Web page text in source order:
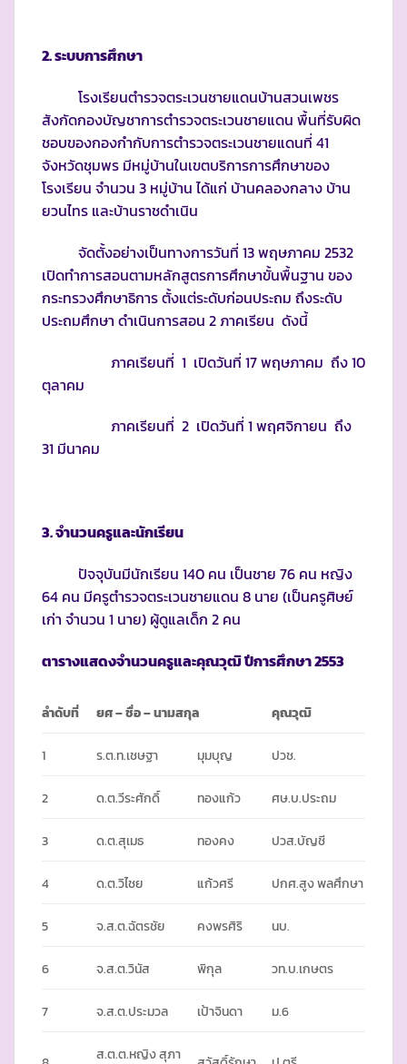
2. ระบบการศึกษา
โรงเรียนตำรวจตระเวนชายแดนบ้านสวนเพชร
สังกัดกองบัญชาการตำรวจตระเวนชายแดน พื้นที่รับผิด
ชอบของกองกำกับการตำรวจตระเวนชายแดนที่ 41
จังหวัดชุมพร มีหมู่บ้านในเขตบริการการศึกษาของ
โรงเรียน จำนวน 3 หมู่บ้าน ได้แก่ บ้านคลองกลาง บ้าน
ยวนไทร และบ้านราชดำเนิน
จัดตั้งอย่างเป็นทางการวันที่ 13 พฤษภาคม 2532
เปิดทำการสอนตามหลักสูตรการศึกษาขั้นพื้นฐาน ของ
กระทรวงศึกษาธิการ ตั้งแต่ระดับก่อนประถม ถึงระดับ
ประถมศึกษา ดำเนินการสอน 2 ภาคเรียน ดังนี้
ภาคเรียนที่ 1 เปิดวันที่ 17 พฤษภาคม ถึง 10
ตุลาคม
ภาคเรียนที่ 2 เปิดวันที่ 1 พฤศจิกายน ถึง
31 มีนาคม
3. จำนวนครูและนักเรียน
ปัจจุบันมีนักเรียน 140 คน เป็นชาย 76 คน หญิง
64 คน มีครูตำรวจตระเวนชายแดน 8 นาย (เป็นครูศิษย์
เก่า จำนวน 1 นาย) ผู้ดูแลเด็ก 2 คน
ตารางแสดงจำนวนครูและคุณวุฒิ ปีการศึกษา2553
ลำดับที่ ยศ–ชื่อ – นามสกุล คุณวุฒิ
1 ร.ต.ท.เชษฐา มุมบุญ ปวช.
2 ด.ต.วีระศักดิ์ ทองแก้ว ศษ.บ.ประถม
3 ด.ต.สุเมธ ทองคง ปวส.บัญชี
4 ด.ต.วิไชย แก้วศรี ปกศ.สูง พลศึกษา
5 จ.ส.ต.ฉัตรชัย คงพรศิริ นบ.
6 จ.ส.ต.วินัส พิกุล วท.บ.เกษตร
7 จ.ส.ต.ประมวล เป้าจินดา ม.6
ส.ต.ต.หญิง สุภา